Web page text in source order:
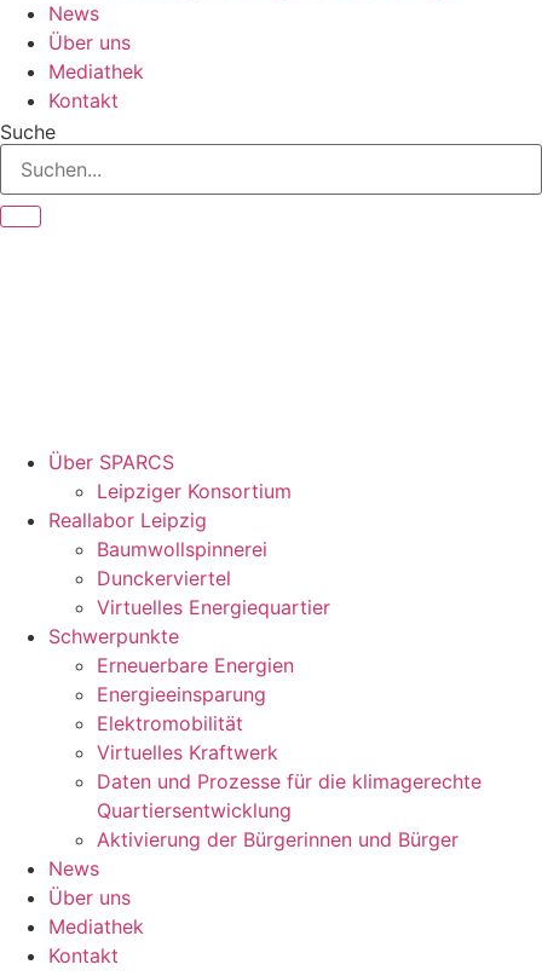
News
Über uns
Mediathek
Kontakt
Suche
Über SPARCS
Leipziger Konsortium
Reallabor Leipzig
Baumwollspinnerei
Dunckerviertel
Virtuelles Energiequartier
Schwerpunkte
Erneuerbare Energien
Energieeinsparung
Elektromobilität
Virtuelles Kraftwerk
Daten und Prozesse für die klimagerechte
Quartiersentwicklung
Aktivierung der Bürgerinnen und Bürger
News
Über uns
Mediathek
Kontakt